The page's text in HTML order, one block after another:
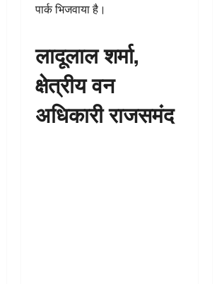
पार्क भिजवाया है।
लादूलाल शर्मा,
क्षेत्रीय वन
अधिकारी राजसमंद